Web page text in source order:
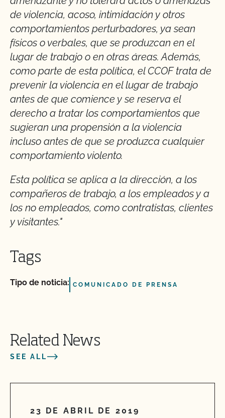
de violencia, acoso, intimidación y otros
comportamientos perturbadores, ya sean
físicos o verbales, que se produzcan en el
lugar de trabajo o en otras áreas. Además,
como parte de esta política, el CCOF trata de
prevenir la violencia en el lugar de trabajo
antes de que comience y se reserva el
derecho a tratar los comportamientos que
sugieran una propensión a la violencia
incluso antes de que se produzca cualquier
comportamiento violento.
Esta política se aplica a la dirección, a los
compañeros de trabajo, a los empleados y a
los no empleados, como contratistas, clientes
y visitantes."
Tags
Tipo de noticia: COMUNICADO DE PRENSA
Related News
SEE ALL
23 DE ABRIL DE 2019